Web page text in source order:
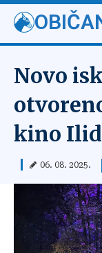
Novo
kino
06. 08. 2025.